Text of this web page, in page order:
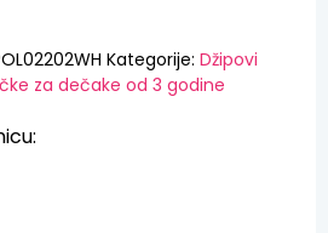
Kategorije: Džipovi
za dečake od 3 godine